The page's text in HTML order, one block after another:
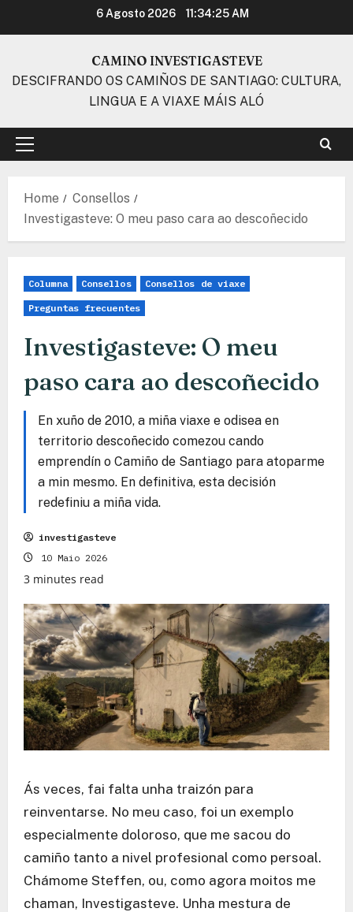
6 Agosto 2026 11:34:26 AM
CAMINO INVESTIGASTEVE
DESCIFRANDO OS CAMIÑOS DE SANTIAGO: CULTURA,
LINGUA E A VIAXE MÁIS ALÓ
Primary
Home
Consellos
Investigasteve: O meu paso cara ao descoñecido
Columna Consellos Consellos de viaxe
Preguntas frecuentes
Investigasteve: O meu
paso cara ao descoñecido
En xuño de 2010, a miña viaxe e odisea en
territorio descoñecido comezou cando
emprendín o Camiño de Santiago para atoparme
a min mesmo. En definitiva, esta decisión
redefiniu a miña vida.
investigasteve
10 Maio 2026
3 minutes read
Ás veces, fai falta unha traizón para
reinventarse. No meu caso, foi un exemplo
especialmente doloroso, que me sacou do
camiño tanto a nivel profesional como persoal.
Chámome Steffen, ou, como agora moitos me
chaman, Investigasteve. Unha mestura de